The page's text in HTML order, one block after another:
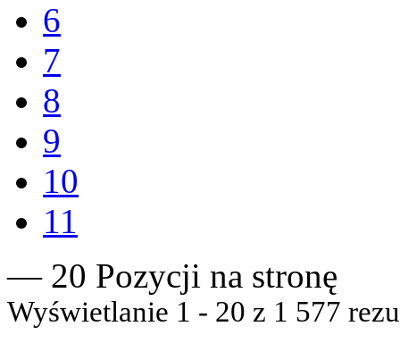
6
7
8
9
10
11
— 20 Pozycji na stronę
Wyświetlanie 1 - 20 z 1 577